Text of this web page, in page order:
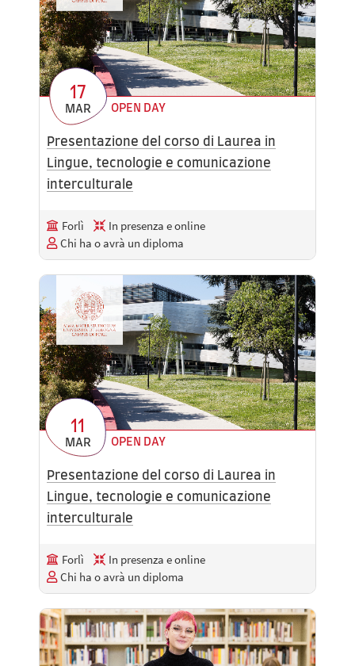
17
MAR OPEN DAY
Presentazione del corso di Laurea in
Lingue, tecnologie e comunicazione
interculturale
Forlì
In presenza e online
Chi ha o avrà un diploma
11
MAR OPEN DAY
Presentazione del corso di Laurea in
Lingue, tecnologie e comunicazione
interculturale
Forlì
In presenza e online
Chi ha o avrà un diploma